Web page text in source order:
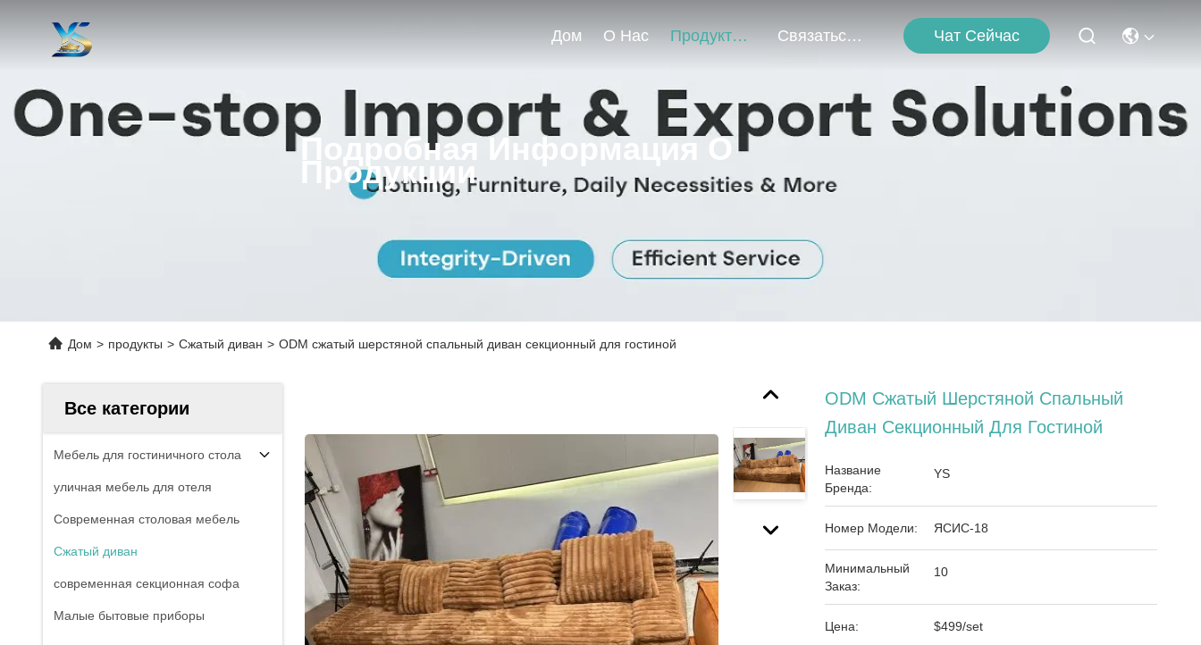
Дом О Нас Продукты Связаться С Нами Чат Сейчас
Подробная Информация О
Продукции
Дом > продукты > Сжатый диван > ODM сжатый шерстяной спальный диван секционный для гостиной
Все категории
Мебель для гостиничного стола
уличная мебель для отеля
Современная столовая мебель
Сжатый диван
современная секционная софа
Малые бытовые приборы
ODM Сжатый Шерстяной Спальный
Диван Секционный Для Гостиной
Название
Бренда:
YS
Номер Модели: ЯСИС-18
Минимальный
Заказ:
10
Цена: $499/set